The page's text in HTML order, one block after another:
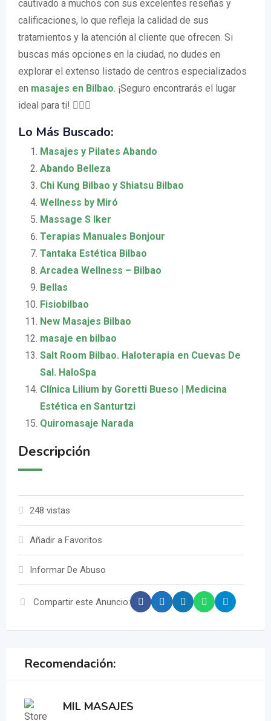
cautivado a muchos con sus excelentes reseñas y
calificaciones, lo que refleja la calidad de sus
tratamientos y la atención al cliente que ofrecen. Si
buscas más opciones en la ciudad, no dudes en
explorar el extenso listado de centros especializados
en masajes en Bilbao. ¡Seguro encontrarás el lugar
ideal para ti! 💆‍♀️✨
Lo Más Buscado:
Masajes y Pilates Abando
Abando Belleza
Chi Kung Bilbao y Shiatsu Bilbao
Wellness by Miró
Massage S Iker
Terapias Manuales Bonjour
Tantaka Estética Bilbao
Arcadea Wellness – Bilbao
Bellas
Fisiobilbao
New Masajes Bilbao
masaje en bilbao
Salt Room Bilbao. Haloterapia en Cuevas De
Sal. HaloSpa
Clínica Lilium by Goretti Bueso | Medicina
Estética en Santurtzi
Quiromasaje Narada
Descripción
248 vistas
Añadir a Favoritos
Informar De Abuso
Compartir este Anuncio:
Recomendación:
MIL MASAJES